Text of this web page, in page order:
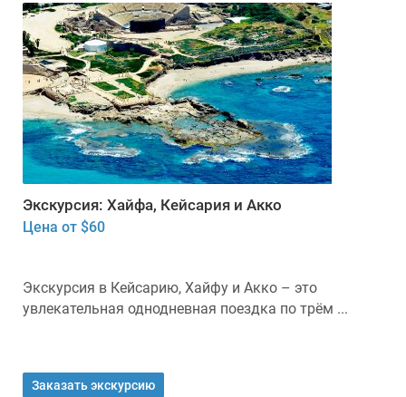
Экскурсия: Хайфа, Кейсария и Акко
Цена от $60
Экскурсия в Кейсарию, Хайфу и Акко – это
увлекательная однодневная поездка по трём ...
Заказать экскурсию